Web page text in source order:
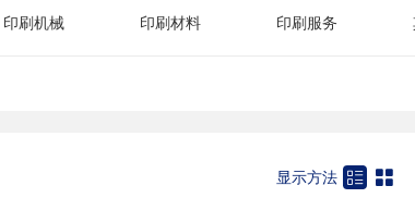
印刷机械 印刷材料 印刷服务
显示方法  